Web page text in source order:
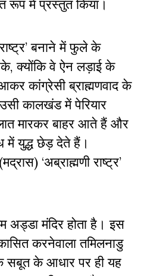
रूप में प्रस्तुत किया।
राष्ट्र’ बनाने में फुले के
क्योंकि वे ऐन लड़ाई के
कांग्रेसी ब्राह्मणवाद के
कालखंड में पेरियार
मारकर बाहर आते हैं और
में युद्ध छेड़ देते हैं।
‘अब्राह्मणी राष्ट्र’
अड्डा मंदिर होता है। इस
करनेवाला तमिलनाडु
सबूत के आधार पर ही यह